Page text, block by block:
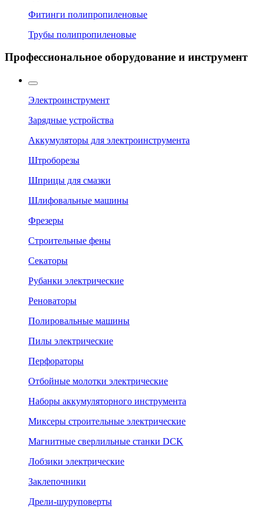
Фитинги полипропиленовые
Трубы полипропиленовые
Профессиональное оборудование и инструмент
Электроинструмент
Зарядные устройства
Аккумуляторы для электроинструмента
Штроборезы
Шприцы для смазки
Шлифовальные машины
Фрезеры
Строительные фены
Секаторы
Рубанки электрические
Реноваторы
Полировальные машины
Пилы электрические
Перфораторы
Отбойные молотки электрические
Наборы аккумуляторного инструмента
Миксеры строительные электрические
Магнитные сверлильные станки DCK
Лобзики электрические
Заклепочники
Дрели-шуруповерты